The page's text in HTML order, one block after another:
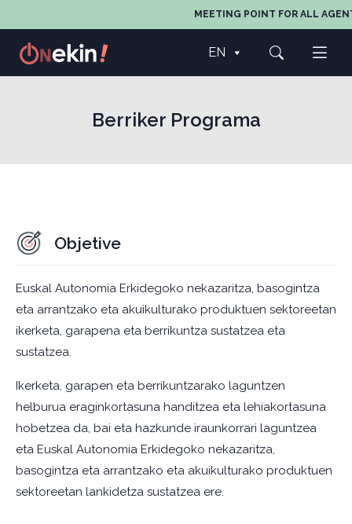
MEETING POINT FOR ALL AGENTS
EN
Berriker Programa
Objetive
Euskal Autonomia Erkidegoko nekazaritza, basogintza
eta arrantzako eta akuikulturako produktuen sektoreetan
ikerketa, garapena eta berrikuntza sustatzea eta
sustatzea.
Ikerketa, garapen eta berrikuntzarako laguntzen
helburua eraginkortasuna handitzea eta lehiakortasuna
hobetzea da, bai eta hazkunde iraunkorrari laguntzea
eta Euskal Autonomia Erkidegoko nekazaritza,
basogintza eta arrantzako eta akuikulturako produktuen
sektoreetan lankidetza sustatzea ere.